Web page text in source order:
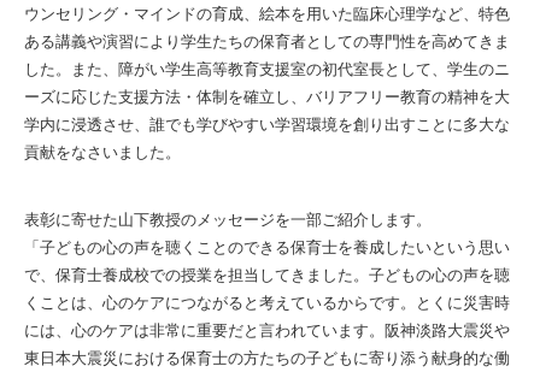
ウンセリング・ マインドの育成、絵本を用いた臨床心理学など、 特色
ある講義や演習により学生たちの保育者としての専門性を高めてきま
した。また、障がい学生高等教育支援室の初代室長として、 学生のニ
ーズに応じた支援方法・体制を確立し、 バリアフリー教育の精神を大
学内に浸透させ、 誰でも学びやすい学習環境を創り出すことに多大な
貢献をなさいま した。
表彰に寄せた山下教授のメッセージを一部ご紹介します。
「子どもの心の声を聴くことのできる保育士を養成したいという思い
で、保育士養成校での授業を担当してきました。 子どもの心の声を聴
くことは、 心のケアにつながると考えているからです。とくに災害時
には、 心のケアは非常に重要だと言われています。 阪神淡路大震災や
東日本大震災における保育士の方たちの子どもに寄り添う献身的な働